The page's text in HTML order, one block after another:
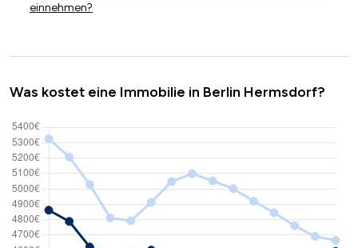
einnehmen?
Was kostet eine Immobilie in Berlin Hermsdorf?